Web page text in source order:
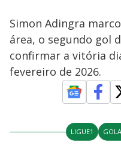
Simon Adingra
área, o segundo gol
confirmar a vitória
fevereiro de 2026.
LIGUE1